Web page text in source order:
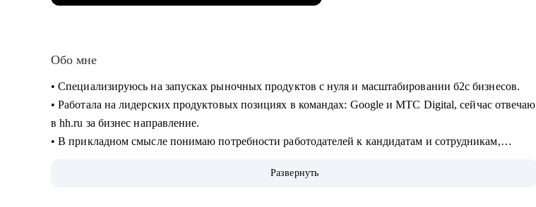
Обо мне
• Специализируюсь на запусках рыночных продуктов с нуля и масштабировании б2с бизнесов.
• Работала на лидерских продуктовых позициях в командах: Google и МТС Digital, сейчас отвечаю
в hh.ru за бизнес направление.
• В прикладном смысле понимаю потребности работодателей к кандидатам и сотрудникам,
• Применяю в работе прикладные навыки и знания в AI и ML.
Развернуть